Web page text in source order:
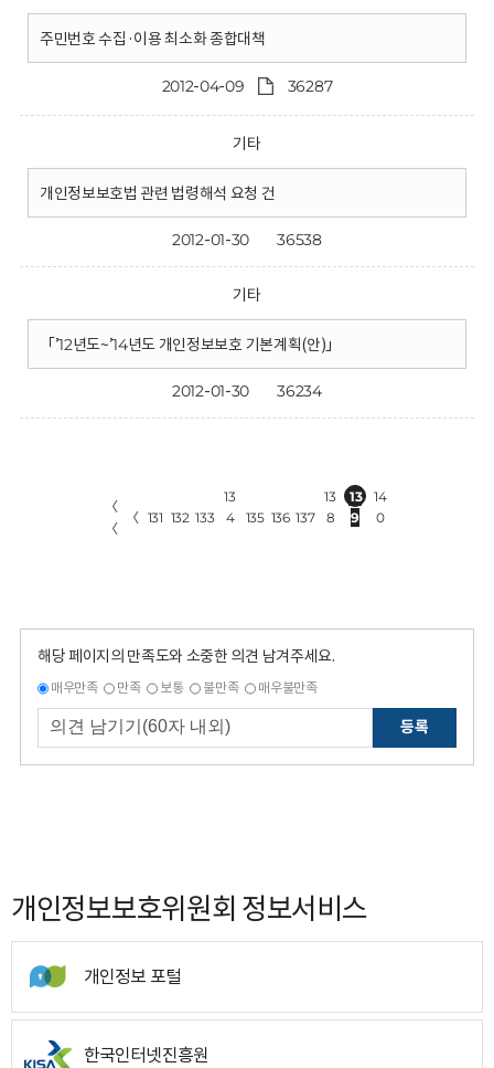
주민번호 수집·이용 최소화 종합대책
2012-04-09 36287
기타
개인정보보호법 관련 법령해석 요청 건
2012-01-30 36538
기타
「’12년도~’14년도 개인정보보호 기본계획(안)」
2012-01-30 36234
〈
〈
〈 131 132 133
13
4
135 136 137
13
8
13
9
14
0
해당 페이지의 만족도와 소중한 의견 남겨주세요.
매우만족 만족 보통 불만족 매우불만족
등록
개인정보보호위원회 정보서비스
개인정보 포털
한국인터넷진흥원